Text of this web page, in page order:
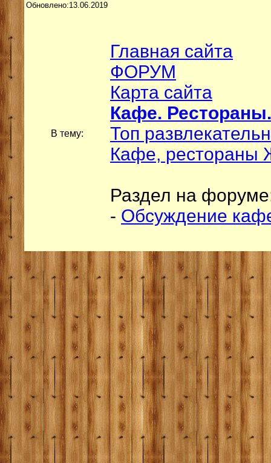
Обновлено:13.06.2019
В тему:
Главная сайта
ФОРУМ
Карта сайта
Кафе.
Топ
Кафе, рестораны
Раздел на
- Обсуждение